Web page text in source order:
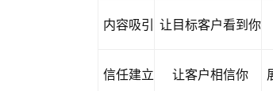
内容吸引 让目标客户看到你
信任建立 让客户相信你